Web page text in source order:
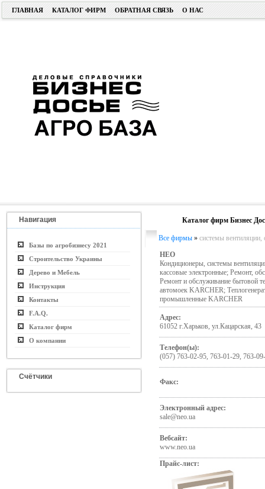
ГЛАВНАЯ КАТАЛОГ ФИРМ ОБРАТНАЯ СВЯЗЬ О НАС
Навигация
Базы по агробизнесу 2021
Строительство Украины
Дерево и Мебель
Инструкция
Контакты
F.A.Q.
Каталог фирм
О компании
Счётчики
Каталог фирм Бизнес
Все фирмы » системы вентиляции,
НЕО
Кондиционеры, системы
кассовые электронные; Ремонт,
Ремонт и обслуживание бытовой
автомоек KARCHER;
промышленные KARCHER
Адрес:
61052 г.Харьков, ул.Кацарская, 43
Телефон(ы):
(057) 763-02-95, 763-01-29, 763-
Факс:
Электронный адрес:
sale@neo.ua
Вебсайт:
www.neo.ua
Прайс-лист: